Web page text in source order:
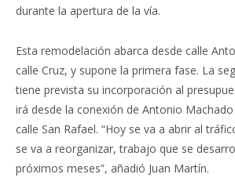
durante la apertura de la vía.
Esta remodelación abarca desde calle
calle Cruz, y supone la primera fase. La
tiene prevista su incorporación al
irá desde la conexión de Antonio
calle San Rafael. “Hoy se va a abrir al
se va a reorganizar, trabajo que se
próximos meses”, añadió Juan Martín.